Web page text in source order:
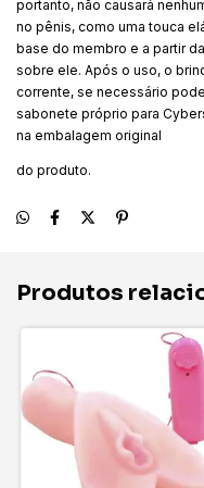
portanto, não causará
no pênis, como uma touca
base do membro e a partir
sobre ele. Após o uso, o
corrente, se necessário
sabonete próprio para
na embalagem original
do produto.
Produtos